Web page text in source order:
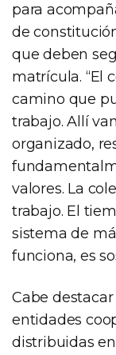
para
de
que deben
matrícula. “El
camino que
trabajo. Allí
organizado,
valores. La
trabajo. El
sistema de
funciona, es
Cabe
entidades
distribuidas